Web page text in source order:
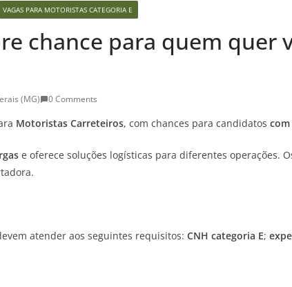
VAGAS PARA MOTORISTAS CATEGORIA E
chance para quem quer
(MG) 0 Comments
Motoristas Carreteiros, com chances para candidatos
e oferece soluções logísticas para diferentes operações.
atender aos seguintes requisitos: CNH categoria E;